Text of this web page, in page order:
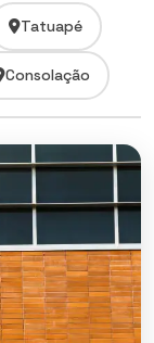
Tatuapé
Consolação